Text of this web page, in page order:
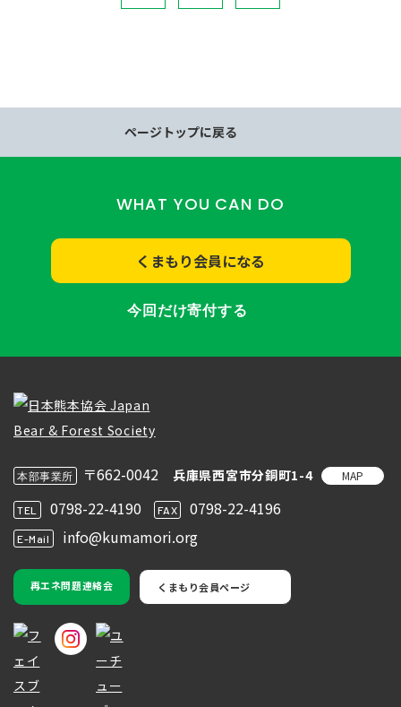
ページトップに戻る
WHAT YOU CAN DO
くまもり会員になる
今回だけ寄付する
本部事業所 〒662-0042 兵庫県西宮市分銅町1-4 MAP
TEL 0798-22-4190 FAX 0798-22-4196
E-Mail info@kumamori.org
再エネ問題連絡会 くまもり会員ページ